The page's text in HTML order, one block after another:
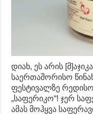
დიახ, ეს არის
საერთაშორისო
ფესტივალზე
„საფერიკო“! ჯერ
ამას მოჰყვა